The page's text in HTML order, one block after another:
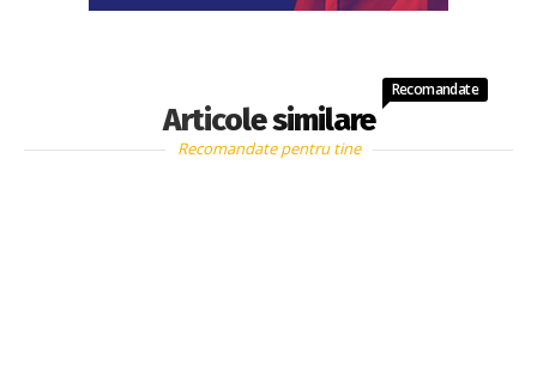
Articole similare
Recomandate
Recomandate pentru tine